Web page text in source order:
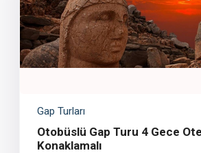
Gap Turları
Otobüslü Gap Turu 4 Gece
Konaklamalı